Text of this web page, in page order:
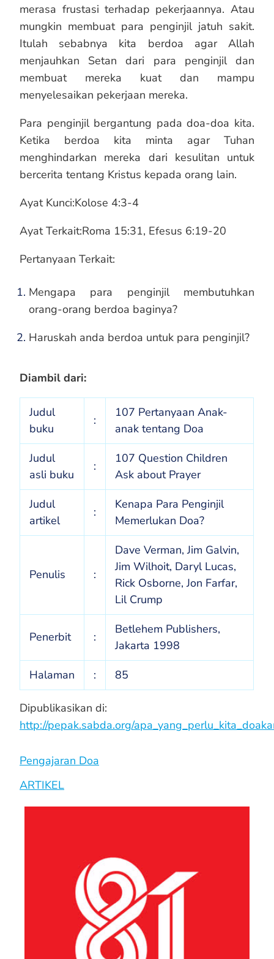
merasa frustasi terhadap pekerjaannya. Atau
mungkin membuat para penginjil jatuh sakit.
Itulah sebabnya kita berdoa agar Allah
menjauhkan Setan dari para penginjil dan
membuat mereka kuat dan mampu
menyelesaikan pekerjaan mereka.
Para penginjil bergantung pada doa-doa kita.
Ketika berdoa kita minta agar Tuhan
menghindarkan mereka dari kesulitan untuk
bercerita tentang Kristus kepada orang lain.
Ayat Kunci:Kolose 4:3-4
Ayat Terkait:Roma 15:31, Efesus 6:19-20
Pertanyaan Terkait:
Mengapa para penginjil membutuhkan
orang-orang berdoa baginya?
Haruskah anda berdoa untuk para penginjil?
Diambil dari:
Judul
buku
:
107 Pertanyaan Anak-
anak tentang Doa
Judul
asli buku
:
107 Question Children
Ask about Prayer
Judul
artikel
:
Kenapa Para Penginjil
Memerlukan Doa?
Penulis :
Dave Verman, Jim Galvin,
Jim Wilhoit, Daryl Lucas,
Rick Osborne, Jon Farfar,
Lil Crump
Penerbit :
Betlehem Publishers,
Jakarta 1998
Halaman
: 85
Dipublikasikan di:
http://pepak.sabda.org/
Pengajaran Doa
ARTIKEL